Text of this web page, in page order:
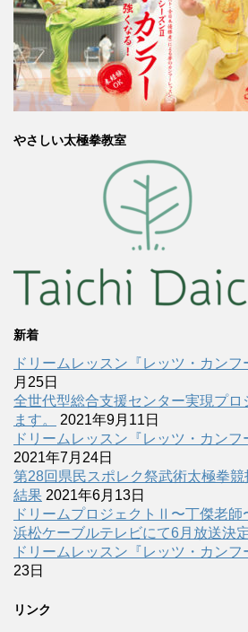
やさしい太極拳教室
新着
ドリームレッスン『レッツ・カン
月25日
全世代型総合支援センター実現プロ
ます。
2021年9月11日
ドリームレッスン『レッツ・カン
2021年7月24日
第28回県民スポレク祭武術太極拳
結果 2021年6月13日
ドリームプロジェクトⅡ〜丁傑老師
浜松ケーブルテレビにて6月放送決定
ドリームレッスン『レッツ・カン
23日
リンク